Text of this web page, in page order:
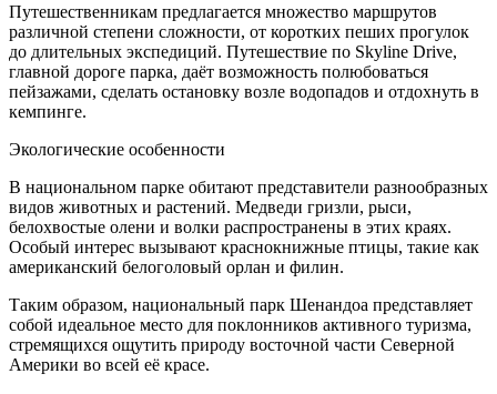
Путешественникам предлагается множество маршрутов
различной степени сложности, от коротких пеших прогулок
до длительных экспедиций. Путешествие по Skyline Drive,
главной дороге парка, даёт возможность полюбоваться
пейзажами, сделать остановку возле водопадов и отдохнуть в
кемпинге.
Экологические особенности
В национальном парке обитают представители разнообразных
видов животных и растений. Медведи гризли, рыси,
белохвостые олени и волки распространены в этих краях.
Особый интерес вызывают краснокнижные птицы, такие как
американский белоголовый орлан и филин.
Таким образом, национальный парк Шенандоа представляет
собой идеальное место для поклонников активного туризма,
стремящихся ощутить природу восточной части Северной
Америки во всей её красе.